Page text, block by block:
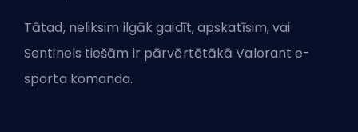
Tātad, neliksim ilgāk gaidīt, apskatīsim, vai
Sentinels tiešām ir pārvērtētākā Valorant e-
sporta komanda.